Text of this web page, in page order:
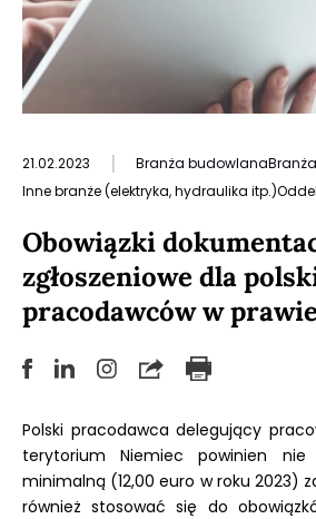
21.02.2023 | Branża budowlana
Inne branże (elektryka, hydraulika itp.)
Obowiązki
zgłoszeniowe dla
pracodawców w
Polski pracodawca delegujący
terytorium Niemiec powinien nie
minimalną (12,00 euro w roku 2023)
również stosować się do